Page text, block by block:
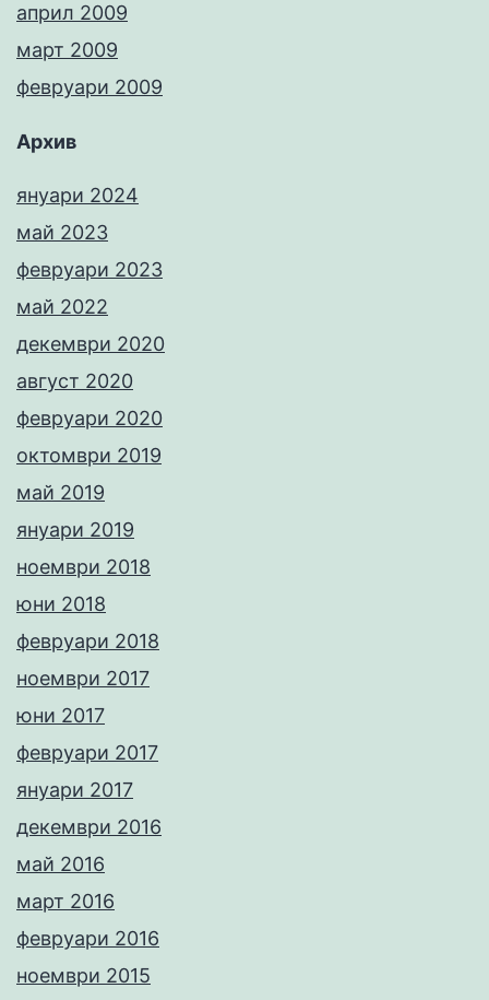
април 2009
март 2009
февруари 2009
Архив
януари 2024
май 2023
февруари 2023
май 2022
декември 2020
август 2020
февруари 2020
октомври 2019
май 2019
януари 2019
ноември 2018
юни 2018
февруари 2018
ноември 2017
юни 2017
февруари 2017
януари 2017
декември 2016
май 2016
март 2016
февруари 2016
ноември 2015